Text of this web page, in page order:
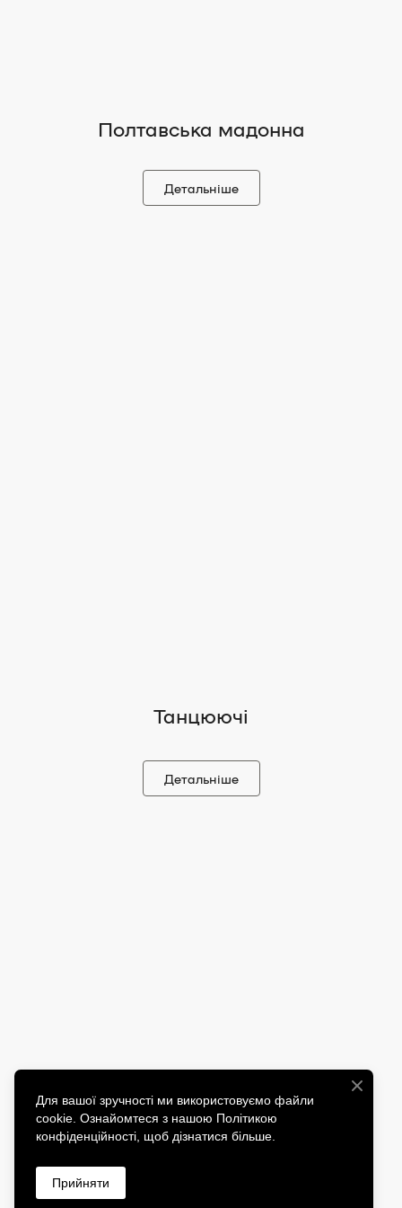
Полтавська мадонна
Детальніше
Танцюючі
Детальніше
Для вашої зручності ми використовуємо файли
cookie. Ознайомтеся з нашою Політикою
конфіденційності, щоб дізнатися більше.
Прийняти